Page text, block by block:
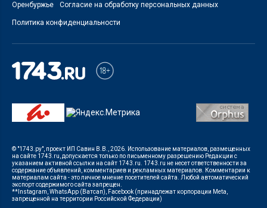
Оренбуржье Согласие на обработку персональных данных
Политика конфиденциальности
© "1743.ру", проект ИП Савин В.В., 2026. Использование материалов, размещенных
на сайте 1743.ru, допускается только по письменному разрешению Редакции с
указанием активной ссылки на сайт 1743.ru. 1743.ru не несет ответственности за
содержание объявлений, комментариев и рекламных материалов. Комментарии к
материалам сайта - это личное мнение посетителей сайта. Любой автоматический
экспорт содержимого сайта запрещен.
**Instagram, WhatsApp (Ватсап), Facebook (принадлежат корпорации Meta,
запрещенной на территории Российской Федерации)